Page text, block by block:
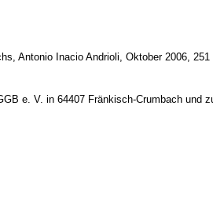
Antonio Inacio Andrioli, Oktober 2006,
e. V. in 64407 Fränkisch-Crumbach und